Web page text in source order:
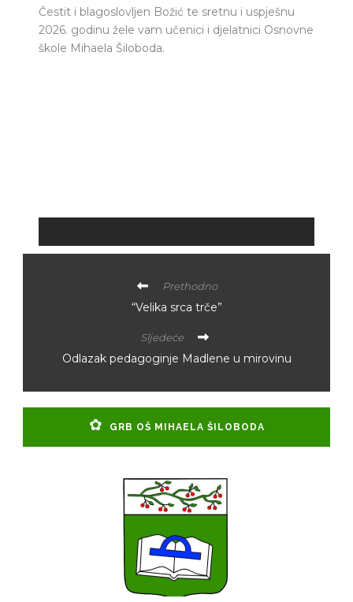
Čestit i blagoslovljen Božić te sretnu i uspješnu
2026. godinu žele vam učenici i djelatnici Osnovne
škole Mihaela Šiloboda.
Prethodno
“Velika srca trče”
Sljedeće
Odlazak pedagoginje Madlene u mirovinu
GRB OŠ MIHAELA ŠILOBODA